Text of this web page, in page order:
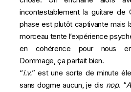
incontestablement la guitare de
phase est plutôt captivante mais
morceau tente l’expérience
en cohérence pour nous
Dommage, ça partait bien.
“i.v.” est une sorte de minute
sans dogme aucun, je dis nop. “